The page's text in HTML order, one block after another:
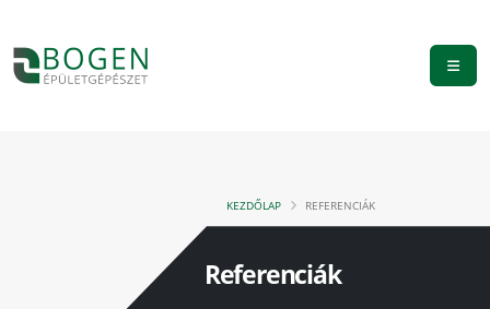
KEZDŐLAP REFERENCIÁK
Referenciák